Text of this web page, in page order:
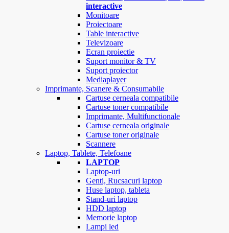
interactive
Monitoare
Proiectoare
Table interactive
Televizoare
Ecran proiectie
Suport monitor & TV
Suport proiector
Mediaplayer
Imprimante, Scanere & Consumabile
Cartuse cerneala compatibile
Cartuse toner compatibile
Imprimante, Multifunctionale
Cartuse cerneala originale
Cartuse toner originale
Scannere
Laptop, Tablete, Telefoane
LAPTOP
Laptop-uri
Genti, Rucsacuri laptop
Huse laptop, tableta
Stand-uri laptop
HDD laptop
Memorie laptop
Lampi led